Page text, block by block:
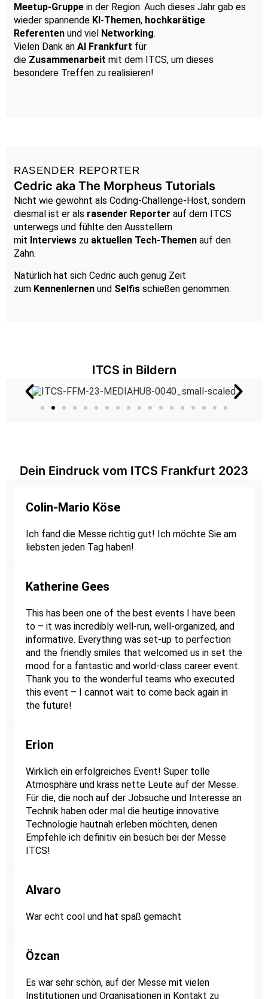
Meetup-Gruppein der Region. Auch dieses Jahr gab es
wieder spannende KI-Themen, hochkarätige
Referentenund viel Networking.
Vielen Dank an AI Frankfurt für
die Zusammenarbeit mit dem ITCS, um dieses
besondere Treffen zu realisieren!
RASENDER REPORTER
Cedric aka The Morpheus Tutorials
Nicht wie gewohnt als Coding-Challenge-Host, sondern
diesmal ist er als rasender Reporter auf dem ITCS
unterwegs und fühlte den Ausstellern
mit Interviewszu aktuellen Tech-Themenauf den
Zahn.
Natürlich hat sich Cedric auch genug Zeit
zum Kennenlernenund Selfisschießen genommen.
ITCS in Bildern
Dein Eindruck vom ITCS Frankfurt 2023
Colin-Mario Köse
Ich fand die Messe richtig gut! Ich möchte Sie am
liebsten jeden Tag haben!
Katherine Gees
This has been one of the best events I have been
to – it was incredibly well-run, well-organized, and
informative. Everything was set-up to perfection
and the friendly smiles that welcomed us in set the
mood for a fantastic and world-class career event.
Thank you to the wonderful teams who executed
this event – I cannot wait to come back again in
the future!
Erion
Wirklich ein erfolgreiches Event! Super tolle
Atmosphäre und krass nette Leute auf der Messe.
Für die, die noch auf der Jobsuche und Interesse an
Technik haben oder mal die heutige innovative
Technologie hautnah erleben möchten, denen
Empfehle ich definitiv ein besuch bei der Messe
ITCS!
Alvaro
War echt cool und hat spaß gemacht
Özcan
Es war sehr schön, auf der Messe mit vielen
Institutionen und Organisationen in Kontakt zu